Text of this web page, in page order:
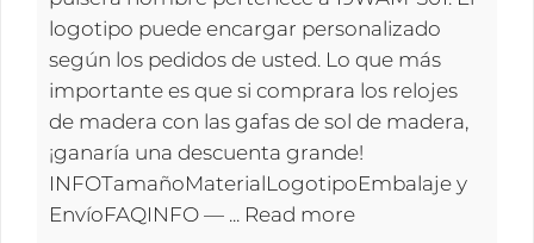
logotipo puede encargar personalizado
según los pedidos de usted. Lo que más
importante es que si comprara los relojes
de madera con las gafas de sol de madera,
¡ganaría una descuenta grande!
INFOTamañoMaterialLogotipoEmbalaje y
EnvíoFAQINFO — ... Read more